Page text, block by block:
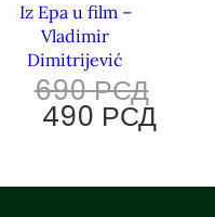
Iz Epa u film –
Vladimir
Dimitrijević
690РСД
490 РСД